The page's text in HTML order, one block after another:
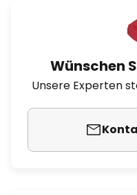
Wünschen
Unsere Experten